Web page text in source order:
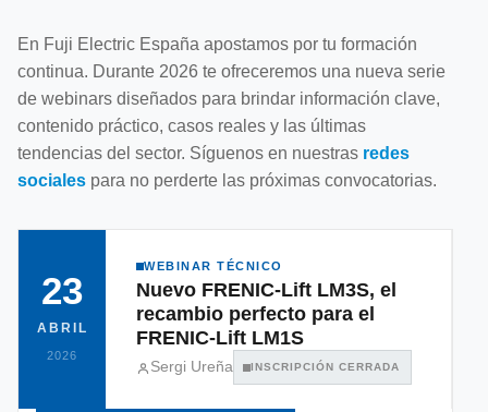
En Fuji Electric España apostamos por tu formación
continua. Durante 2026 te ofreceremos una nueva serie
de webinars diseñados para brindar información clave,
contenido práctico, casos reales y las últimas
tendencias del sector. Síguenos en nuestras redes
sociales para no perderte las próximas convocatorias.
23
ABRIL
2026
WEBINAR TÉCNICO
Nuevo FRENIC-Lift LM3S, el
recambio perfecto para el
FRENIC-Lift LM1S
Sergi Ureña INSCRIPCIÓN CERRADA